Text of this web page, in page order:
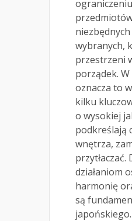
wybranych,
przestrzeni
porządek.
oznacza to
kilku
o wysokiej
podkreślają
wnętrza,
przytłaczać.
działaniom
harmonię
są
japońskiego.